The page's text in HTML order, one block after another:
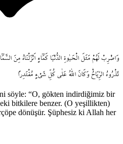
وَاضْرِبْ لَهُمْ مَثَلَ الْحَيٰوةِ الدُّنْيَا كَمَٓاءٍ اَنْزَلْنَاهُ مِنَ
تَذْرُوهُ الرِّيَاحُۜ وَكَانَ اللّٰهُ عَلٰى كُلِّ شَيْءٍ مُقْتَدِراً
söyle: “O, gökten indirdiğimiz bir
bitkilere benzer. (O yeşillikten)
dönüşür. Şüphesiz ki Allah her